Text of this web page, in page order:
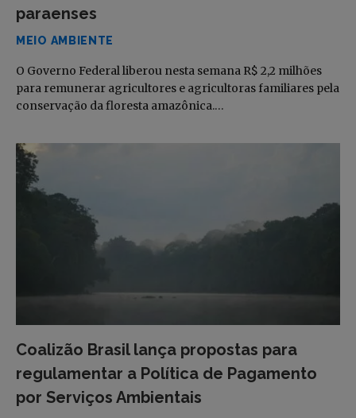
paraenses
MEIO AMBIENTE
O Governo Federal liberou nesta semana R$ 2,2 milhões
para remunerar agricultores e agricultoras familiares pela
conservação da floresta amazônica.…
Coalizão Brasil lança propostas para
regulamentar a Política de Pagamento
por Serviços Ambientais